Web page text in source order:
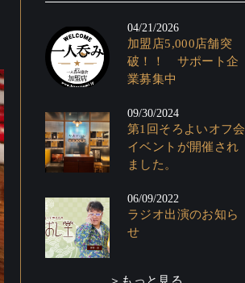
04/21/2026
加盟店5,000店舗突
破！！ サポート企
業募集中
09/30/2024
第1回そろよいオフ会
イベントが開催され
ました。
06/09/2022
ラジオ出演のお知ら
せ
＞もっと見る